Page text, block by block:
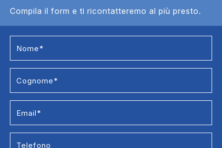
Compila il form e ti ricontatteremo al più presto.
Climatizzazione